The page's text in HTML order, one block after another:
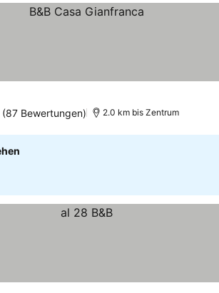
(87 Bewertungen) 2.0 km bis Zentrum